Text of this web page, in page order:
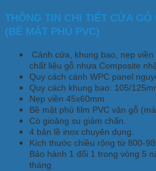
THÔNG TIN CHI TIẾT CỬA GỖ
(BỀ MẶT PHỦ PVC)
Cánh cửa, khung bao, nẹp
chất liệu gỗ nhựa Composite
Quy cách cánh WPC panel
Quy cách khung bao: 105/
Nẹp viền 45x60mm
Bề mặt phủ ﬁlm PVC vân gỗ
Có gioăng su giảm chấn.
4 bản lề inox chuyên dụng.
Kích thước chiều rộng từ 800-
Bảo hành 1 đổi 1 trong vòng 5
tháng